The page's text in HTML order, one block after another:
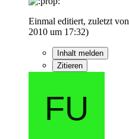
Einmal editiert, zuletzt von
2010 um 17:32)
Inhalt melden
Zitieren